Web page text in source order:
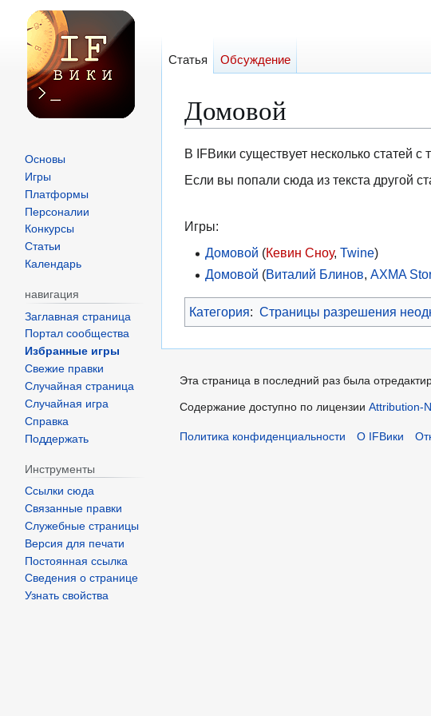
Домовой
Перейти
к
Перейти
к
В IFВики существует несколько статей
Если вы попали сюда из текста другой
Игры:
Домовой (Кевин Сноу, Twine)
Домовой (Виталий Блинов, AXMA
Категория: Страницы разрешения
Статья Обсуждение
Основы
Игры
Платформы
Персоналии
Конкурсы
Статьи
Календарь
навигация
Заглавная страница
Портал сообщества
Избранные игры
Свежие правки
Случайная страница
Случайная игра
Справка
Поддержать
Инструменты
Ссылки сюда
Связанные правки
Служебные страницы
Версия для печати
Постоянная ссылка
Сведения о странице
Узнать свойства
Эта страница в последний раз была
Содержание доступно по лицензииAttribution-
Политика конфиденциальности О IFВики